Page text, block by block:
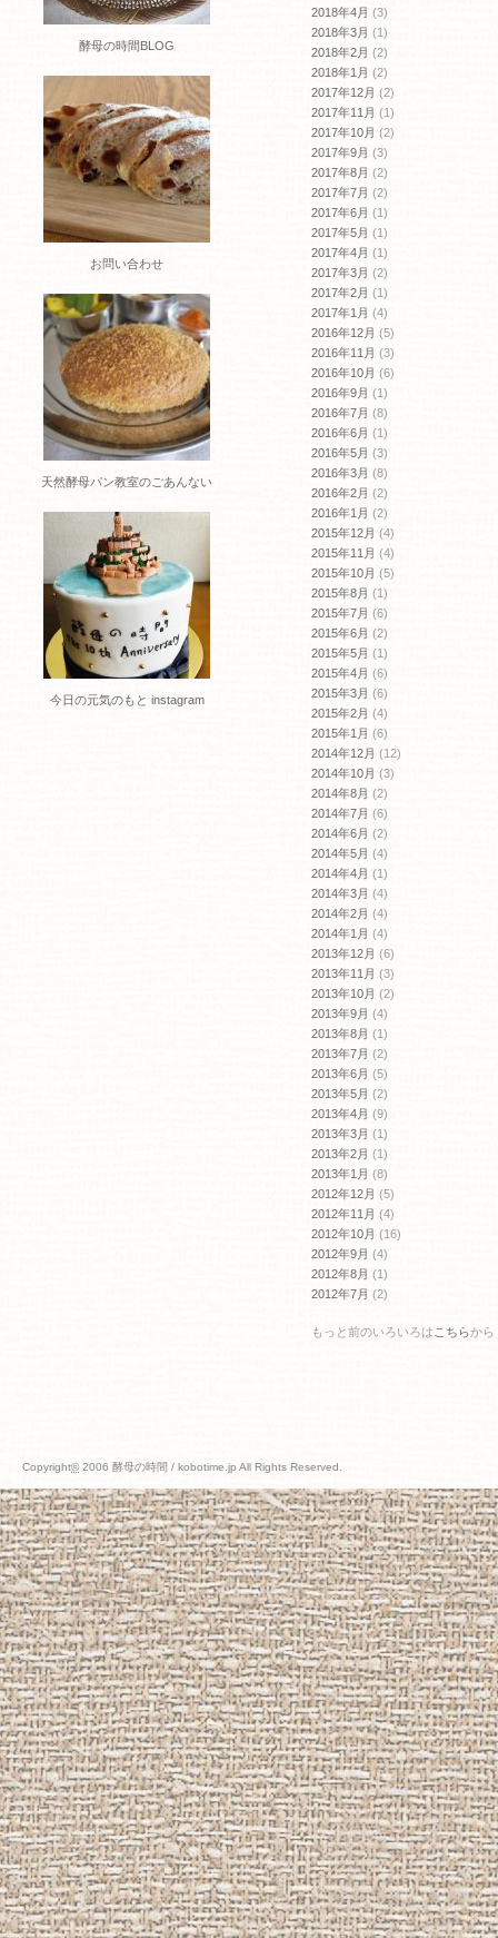
酵母の時間BLOG
お問い合わせ
天然酵母パン教室のごあんない
今日の元気のもと instagram
2018年4月 (3)
2018年3月 (1)
2018年2月 (2)
2018年1月 (2)
2017年12月 (2)
2017年11月 (1)
2017年10月 (2)
2017年9月 (3)
2017年8月 (2)
2017年7月 (2)
2017年6月 (1)
2017年5月 (1)
2017年4月 (1)
2017年3月 (2)
2017年2月 (1)
2017年1月 (4)
2016年12月 (5)
2016年11月 (3)
2016年10月 (6)
2016年9月 (1)
2016年7月 (8)
2016年6月 (1)
2016年5月 (3)
2016年3月 (8)
2016年2月 (2)
2016年1月 (2)
2015年12月 (4)
2015年11月 (4)
2015年10月 (5)
2015年8月 (1)
2015年7月 (6)
2015年6月 (2)
2015年5月 (1)
2015年4月 (6)
2015年3月 (6)
2015年2月 (4)
2015年1月 (6)
2014年12月 (12)
2014年10月 (3)
2014年8月 (2)
2014年7月 (6)
2014年6月 (2)
2014年5月 (4)
2014年4月 (1)
2014年3月 (4)
2014年2月 (4)
2014年1月 (4)
2013年12月 (6)
2013年11月 (3)
2013年10月 (2)
2013年9月 (4)
2013年8月 (1)
2013年7月 (2)
2013年6月 (5)
2013年5月 (2)
2013年4月 (9)
2013年3月 (1)
2013年2月 (1)
2013年1月 (8)
2012年12月 (5)
2012年11月 (4)
2012年10月 (16)
2012年9月 (4)
2012年8月 (1)
2012年7月 (2)
もっと前のいろいろは こちらから
Copyright© 2006 酵母の時間 / kobotime.jp All Rights Reserved.